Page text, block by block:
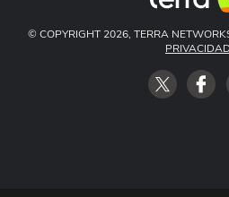
© COPYRIGHT 2026, TERRA